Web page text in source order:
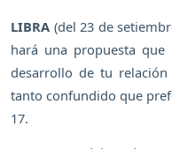
LIBRA (del 23 de
hará una propuesta
desarrollo de tu
tanto confundido que
17.